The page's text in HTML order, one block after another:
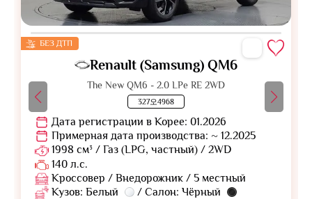
БЕЗ ДТП
Renault (Samsung) QM6
The New QM6 - 2.0 LPe RE 2WD
327오4968
Дата регистрации в Корее: 01.2026
Примерная дата производства: ~ 12.2025
1998 см³ / Газ (LPG, частный) / 2WD
140 л.с.
Кроссовер / Внедорожник / 5 местный
Кузов: Белый
/ Салон: Чёрный